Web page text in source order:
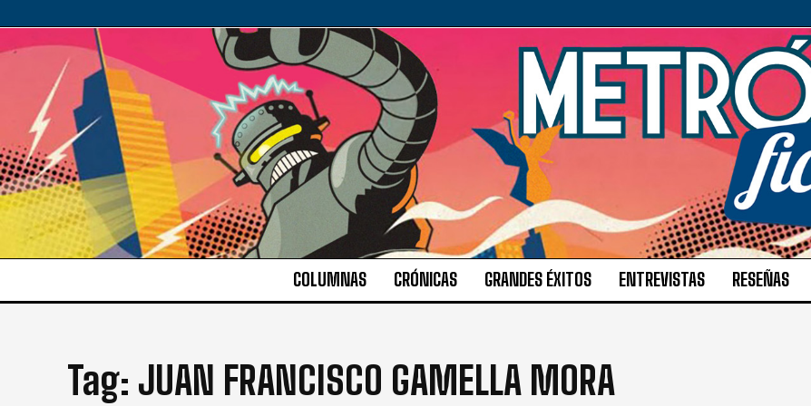
COLUMNAS CRÓNICAS GRANDES ÉXITOS ENTREVISTAS RESEÑAS
Tag: JUAN FRANCISCO GAMELLA MORA